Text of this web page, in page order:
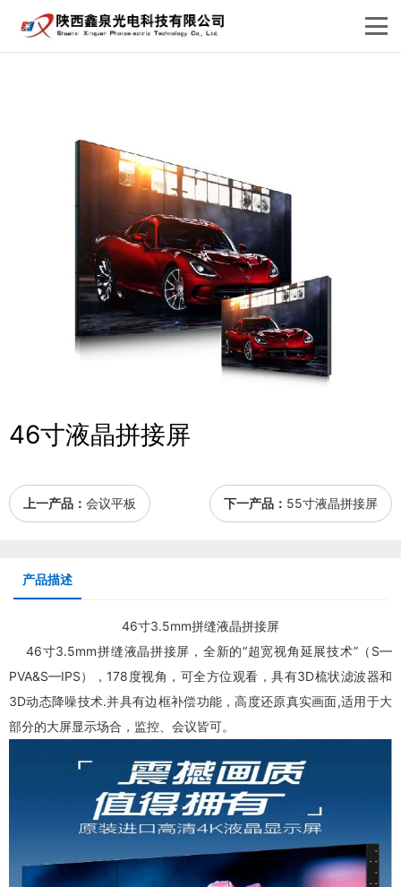
46寸液晶拼接屏
上一产品： 会议平板 下一产品： 55寸液晶拼接屏
产品描述
46寸3.5mm拼缝液晶拼接屏
46寸3.5mm拼缝液晶拼接屏，全新的“超宽视角延展技术”（S—
PVA&S—IPS），178度视角，可全方位观看，具有3D梳状滤波器和
3D动态降噪技术.并具有边框补偿功能，高度还原真实画面,适用于大
部分的大屏显示场合，监控、会议皆可。